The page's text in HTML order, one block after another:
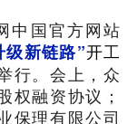
中国官方网站
新链路”开工
行。会上，众
权融资协议；
保理有限公司